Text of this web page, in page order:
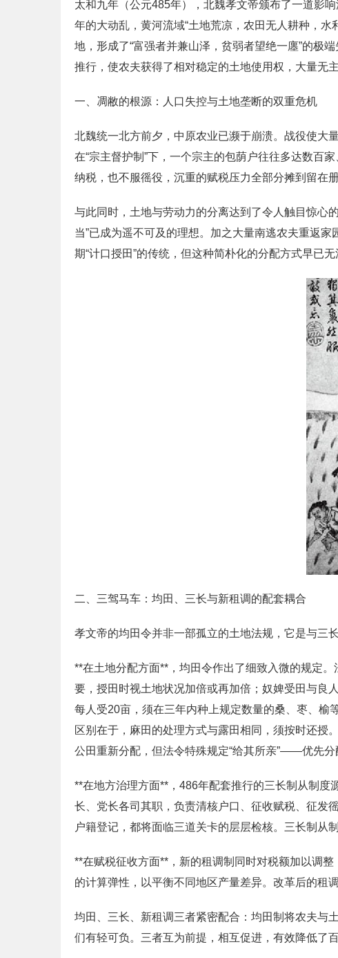
太和九年（公元485年），北魏孝文帝颁布了一道影
年的大动乱，黄河流域“土地荒凉，农田无人耕种，
地，形成了“富强者并兼山泽，贫弱者望绝一廛”的极
推行，使农夫获得了相对稳定的土地使用权，大量无
一、凋敝的根源：人口失控与土地垄断的双重危机
北魏统一北方前夕，中原农业已濒于崩溃。战役使大
在“宗主督护制”下，一个宗主的包荫户往往多达数百
纳税，也不服徭役，沉重的赋税压力全部分摊到留在
与此同时，土地与劳动力的分离达到了令人触目惊心
当”已成为遥不可及的理想。加之大量南逃农夫重返
期“计口授田”的传统，但这种简朴化的分配方式早已
二、三驾马车：均田、三长与新租调的配套耦合
孝文帝的均田令并非一部孤立的土地法规，它是与三
**在土地分配方面**，均田令作出了细致入微的规定
要，授田时视土地状况加倍或再加倍；奴婢受田与良
每人受20亩，须在三年内种上规定数量的桑、枣、榆
区别在于，麻田的处理方式与露田相同，须按时还授
公田重新分配，但法令特殊规定“给其所亲”——优先
**在地方治理方面**，486年配套推行的三长制从制
长、党长各司其职，负责清核户口、征收赋税、征发
户籍登记，都将面临三道关卡的层层检核。三长制从
**在赋税征收方面**，新的租调制同时对税额加以调
的计算弹性，以平衡不同地区产量差异。改革后的租
均田、三长、新租调三者紧密配合：均田制将农夫与
们有轻可负。三者互为前提，相互促进，有效降低了